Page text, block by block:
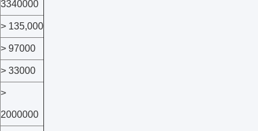
3340000
> 135,000
> 97000
> 33000
>
2000000